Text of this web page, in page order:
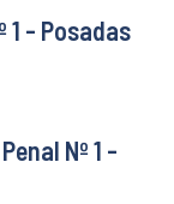
- Posadas
Nº 1 -